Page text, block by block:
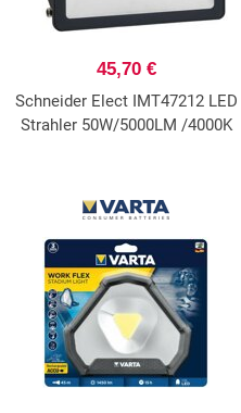
45,70 €
Schneider Elect IMT47212 LED
Strahler 50W/5000LM /4000K